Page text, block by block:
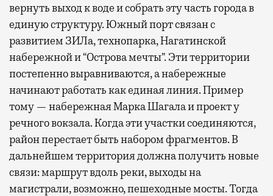
вернуть выход к воде и собрать эту часть города в
единую структуру. Южный порт связан с
развитием ЗИЛа, технопарка, Нагатинской
набережной и “Острова мечты”. Эти территории
постепенно выравниваются, а набережные
начинают работать как единая линия. Пример
тому — набережная Марка Шагала и проект у
речного вокзала. Когда эти участки соединяются,
район перестает быть набором фрагментов. В
дальнейшем территория должна получить новые
связи: маршрут вдоль реки, выходы на
магистрали, возможно, пешеходные мосты. Тогда